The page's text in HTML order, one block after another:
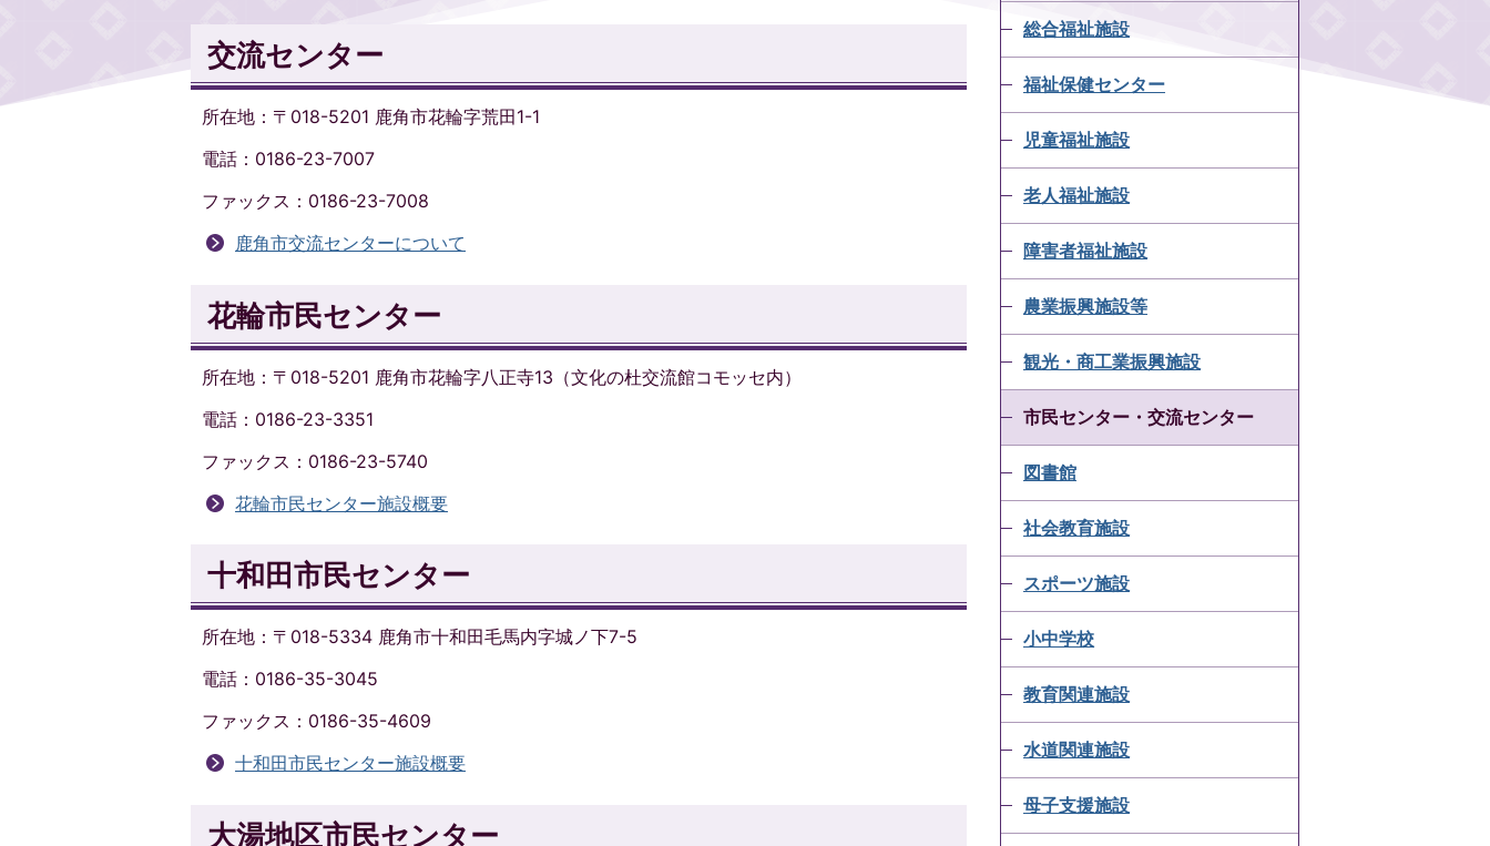
交流センター
所在地：〒018-5201 鹿角市花輪字荒田1-1
電話：0186-23-7007
ファックス：0186-23-7008
鹿角市交流センターについて
花輪市民センター
所在地：〒018-5201 鹿角市花輪字八正寺13（文化の杜交流館コモッセ内）
電話：0186-23-3351
ファックス：0186-23-5740
花輪市民センター施設概要
十和田市民センター
所在地：〒018-5334 鹿角市十和田毛馬内字城ノ下7-5
電話：0186-35-3045
ファックス：0186-35-4609
十和田市民センター施設概要
大湯地区市民センター
総合福祉施設
福祉保健センター
児童福祉施設
老人福祉施設
障害者福祉施設
農業振興施設等
観光・商工業振興施設
市民センター・交流センター
図書館
社会教育施設
スポーツ施設
小中学校
教育関連施設
水道関連施設
母子支援施設